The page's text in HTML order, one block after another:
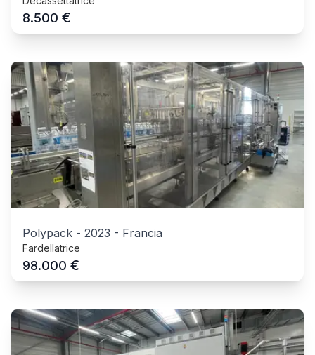
8.500 €
Polypack - 2023 - Francia
Fardellatrice
98.000 €